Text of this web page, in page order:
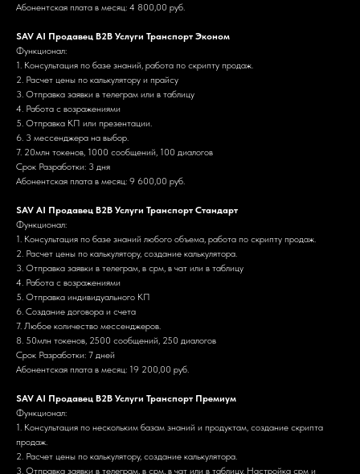
Абонентская плата в месяц: 4 800,00 руб.
SAV AI Продавец B2B Услуги Транспорт Эконом
Функционал:
1. Консультация по базе знаний, работа по скрипту продаж.
2. Расчет цены по калькулятору и прайсу
3. Отправка заявки в телеграм или в таблицу
4. Работа с возражениями
5. Отправка КП или презентации.
6. 3 мессенджера на выбор.
7. 20млн токенов, 1000 сообщений, 100 диалогов
Срок Разработки: 3 дня
Абонентская плата в месяц: 9 600,00 руб.
SAV AI Продавец B2B Услуги Транспорт Стандарт
Функционал:
1. Консультация по базе знаний любого объема, работа по скрипту продаж.
2. Расчет цены по калькулятору, создание калькулятора.
3. Отправка заявки в телеграм, в срм, в чат или в таблицу
4. Работа с возражениями
5. Отправка индивидуального КП
6. Создание договора и счета
7. Любое количество мессенджеров.
8. 50млн токенов, 2500 сообщений, 250 диалогов
Срок Разработки: 7 дней
Абонентская плата в месяц: 19 200,00 руб.
SAV AI Продавец B2B Услуги Транспорт Премиум
Функционал:
1. Консультация по нескольким базам знаний и продуктам, создание скрипта
продаж.
2. Расчет цены по калькулятору, создание калькулятора.
3. Отправка заявки в телеграм, в срм, в чат или в таблицу. Настройка срм и